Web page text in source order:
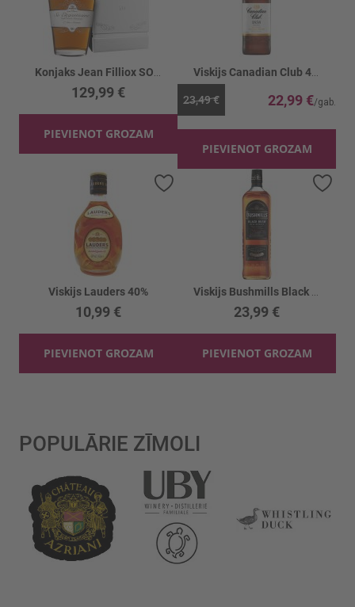
129,99 €
PIEVIENOT GROZAM
23,49 € 22,99 €
PIEVIENOT GROZAM
Viskijs Lauders 40%
10,99 €
PIEVIENOT GROZAM
Pievienot vēlmju sarakstam
23,99 €
PIEVIENOT GROZAM
POPULĀRIE ZĪMOLI